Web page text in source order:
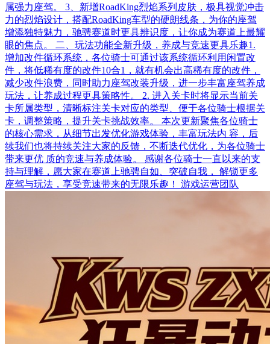
属强力座驾。 3、新增RoadKing烈焰系列皮肤，极具视觉冲击
力的烈焰设计，搭配RoadKing车型的硬朗线条，为你的座驾
增添独特魅力，驰骋赛道时更具辨识度，让你成为赛道上最耀
眼的焦点。 二、玩法功能全新升级，养成与竞速更具乐趣1.
增加改件循环系统，各位骑士可通过该系统循环利用闲置改
件，将低稀有度的改件10合1，就有机会出高稀有度的改件，
减少改件浪费，同时助力座驾改装升级，进一步丰富座驾养成
玩法，让养成过程更具策略性。 2. 进入关卡时将显示当前关
卡所属类型，清晰标注关卡对应的类型、便于各位骑士根据关
卡，调整策略，提升关卡挑战效率。 本次更新聚焦各位骑士
的核心需求，从细节出发优化游戏体验，丰富玩法内 容，后
续我们也将持续关注大家的反馈，不断迭代优化，为各位骑士
带来更优 质的竞速与养成体验。 感谢各位骑士一直以来的支
持与理解，愿大家在赛道上驰骋自如、突破自我， 解锁更多
座驾与玩法，享受竞速带来的无限乐趣！ 游戏运营团队